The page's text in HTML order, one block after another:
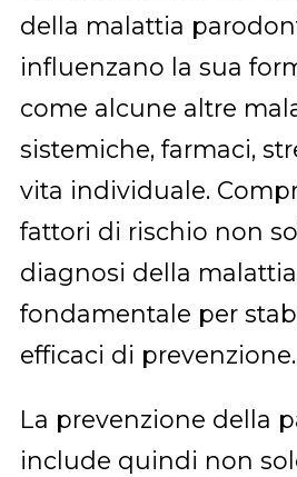
della malattia
influenzano la sua
come alcune altre
sistemiche, farmaci,
vita individuale.
fattori di rischio non
diagnosi della
fondamentale per
efficaci di prevenzione.
La prevenzione della
include quindi non